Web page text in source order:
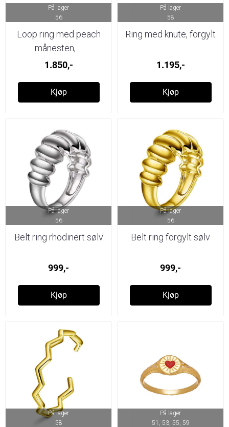
På lager
56
Loop ring med peach
månesten, ...
1.850,-
Kjøp
På lager
58
Ring med knute, forgylt
1.195,-
Kjøp
På lager
56
Belt ring rhodinert sølv
999,-
Kjøp
På lager
56
Belt ring forgylt sølv
999,-
Kjøp
På lager
58
På lager
51, 53, 55, 59